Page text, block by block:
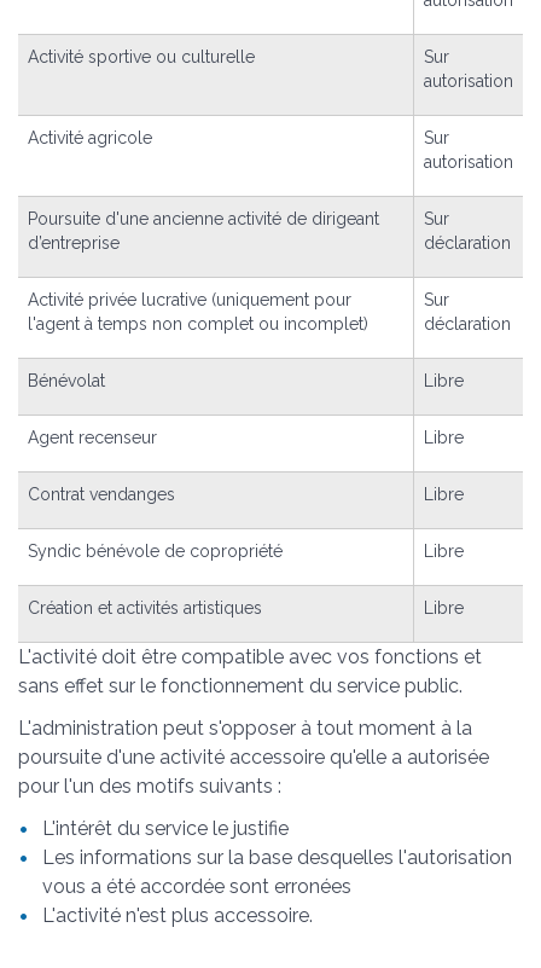
Activité sportive ou culturelle
Sur
autorisation
Activité agricole
Sur
autorisation
Poursuite d'une ancienne activité de dirigeant
d’entreprise
Sur
déclaration
Activité privée lucrative (uniquement pour
l'agent à temps non complet ou incomplet)
Sur
déclaration
Bénévolat Libre
Agent recenseur Libre
Contrat vendanges Libre
Syndic bénévole de copropriété Libre
Création et activités artistiques Libre
L'activité doit être compatible avec vos fonctions et
sans effet sur le fonctionnement du service public.
L'administration peut s'opposer à tout moment à la
poursuite d'une activité accessoire qu'elle a autorisée
pour l'un des motifs suivants :
L'intérêt du service le justifie
Les informations sur la base desquelles l'autorisation
vous a été accordée sont erronées
L'activité n'est plus accessoire.